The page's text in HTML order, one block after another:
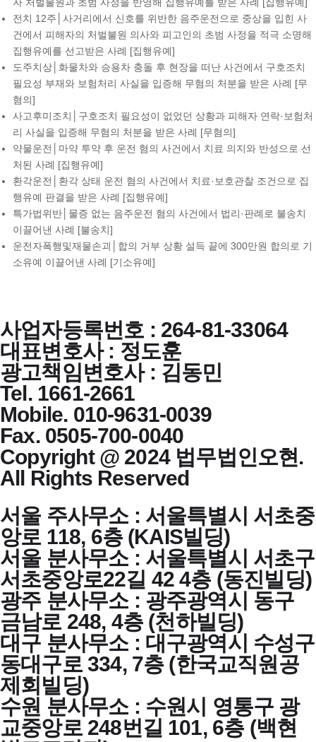
전치 12주│사거리에서 신호를 위반한 음주운전으로 중상을 입힌 사
건에서 피해자의 처벌불원 의사와 피고인의 초범 사정을 적극 소명해
집행유예를 선고받은 사례 [집행유예]
도주치상│화물차와 승용차 충돌 후 현장을 떠난 사건에서 구호조치
필요성 부재와 보험처리 사실을 입증해 무혐의 처분을 받은 사례 [무
혐의]
사고후미조치│구호조치 필요성이 없었던 상황과 피해자 연락·보험처
리 사실을 입증해 무혐의 처분을 받은 사례 [무혐의]
약물운전│마약 투약 후 운전 혐의 사건에서 치료 의지와 반성으로 선
처된 사례 [집행유예]
환각운전│환각 상태 운전 혐의 사건에서 치료·보호관찰 조건으로 집
행유예 판결을 받은 사례 [집행유예]
특가법위반│물증 없는 음주운전 혐의 사건에서 법리·판례로 불송치
이끌어낸 사례 [불송치]
운전자폭행및재물손괴│합의 거부 상황 설득 끝에 300만원 합의로 기
소유예 이끌어낸 사례 [기소유예]
사업자등록번호 : 264-81-33064
대표변호사 : 정도훈
광고책임변호사 : 김동민
Tel. 1661-2661
Mobile. 010-9631-0039
Fax. 0505-700-0040
Copyright @ 2024 법무법인오현.
All Rights Reserved
서울 주사무소 : 서울특별시 서초중
앙로 118, 6층 (KAIS빌딩)
서울 분사무소 : 서울특별시 서초구
서초중앙로22길 42 4층 (동진빌딩)
광주 분사무소 : 광주광역시 동구
금남로 248, 4층 (천하빌딩)
대구 분사무소 : 대구광역시 수성구
동대구로 334, 7층 (한국교직원공
제회빌딩)
수원 분사무소 : 수원시 영통구 광
교중앙로 248번길 101, 6층 (백현